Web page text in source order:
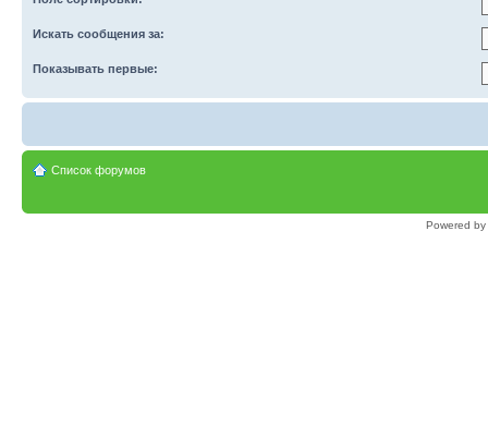
Искать сообщения за:
Показывать первые:
Список форумов
Powered by